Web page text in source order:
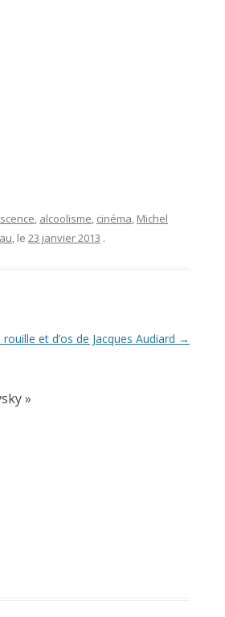
, alcoolisme, cinéma, Michel
, le 23 janvier 2013 .
rouille et d’os de Jacques Audiard →
»